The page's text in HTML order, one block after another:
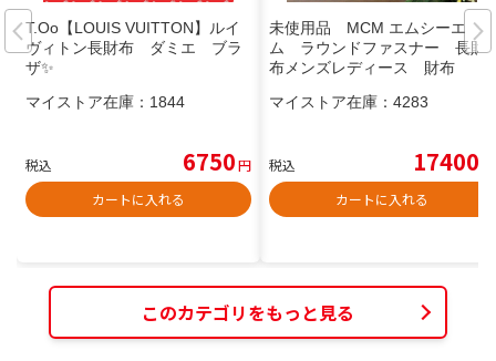
T.Oo【LOUIS VUITTON】ルイ
ヴィトン長財布 ダミエ ブラ
ザ✨
マイストア在庫： 1844
税込 6750円
カートに入れる
未使用品 MCM エムシーエ
ム ラウンドファスナー 長財
布メンズレディース 財布
マイストア在庫： 4283
税込 17400
カートに入れる
このカテゴリをもっと見る